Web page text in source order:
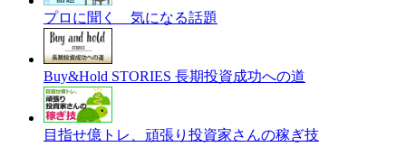
プロに聞く 気になる話題
Buy&Hold STORIES 長期投資成功への道
目指せ億トレ、頑張り投資家さんの稼ぎ技